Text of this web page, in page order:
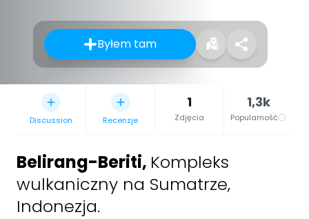
Byłem tam
Discussion Recenzje
1
Zdjęcia
1,3k
Popularność
Belirang-Beriti, Kompleks
wulkaniczny na Sumatrze,
Indonezja.